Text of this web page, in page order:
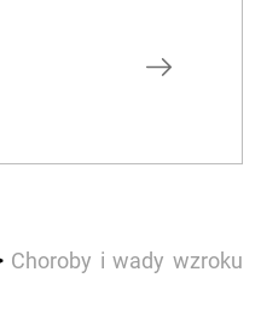
Choroby i wady wzroku